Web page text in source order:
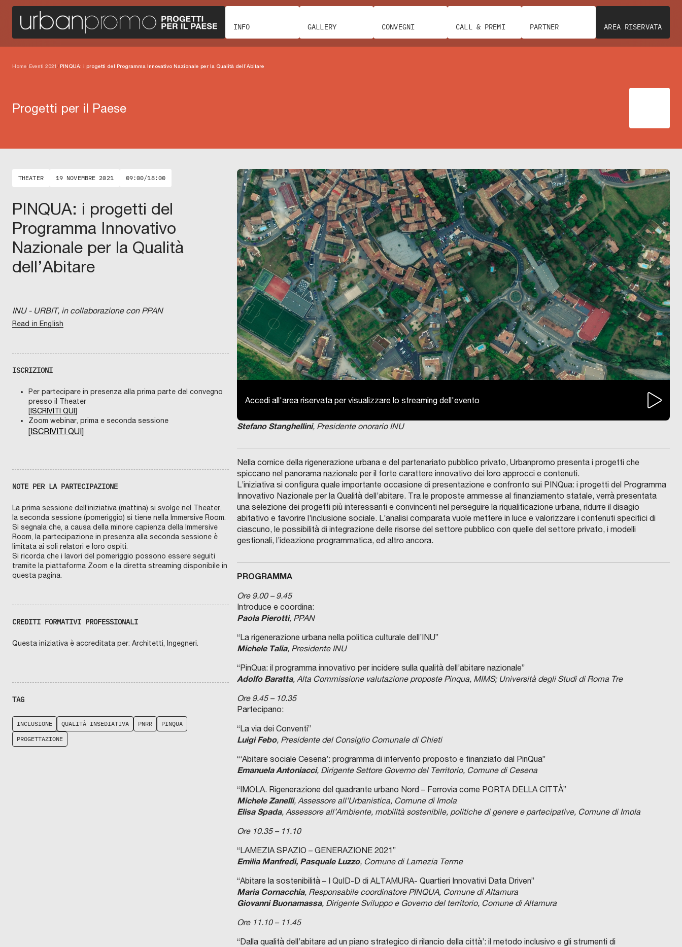
INFO GALLERY CONVEGNI CALL & PREMI PARTNER AREA RISERVATA
Home/Eventi 2021/PINQUA: i progetti del Programma Innovativo Nazionale per la Qualità dell’Abitare
Progetti per il Paese
THEATER 19 NOVEMBRE 2021 09:00/18:00
PINQUA: i progetti del
Programma Innovativo
Nazionale per la Qualità
dell’Abitare
INU - URBIT, in collaborazione con PPAN
Read in English
ISCRIZIONI
Per partecipare in presenza alla prima parte del convegno
presso il Theater
[ISCRIVITI QUI ]
Zoom webinar, prima e seconda sessione
[ISCRIVITI QUI]
NOTE PER LA PARTECIPAZIONE
La prima sessione dell’iniziativa (mattina) si svolge nel Theater,
la seconda sessione (pomeriggio) si tiene nella Immersive Room.
Si segnala che, a causa della minore capienza della Immersive
Room, la partecipazione in presenza alla seconda sessione è
limitata ai soli relatori e loro ospiti.
Si ricorda che i lavori del pomeriggio possono essere seguiti
tramite la piattaforma Zoom e la diretta streaming disponibile in
questa pagina.
CREDITI FORMATIVI PROFESSIONALI
Questa iniziativa è accreditata per: Architetti, Ingegneri.
TAG
INCLUSIONE QUALITÀ INSEDIATIVA PNRR
PINQUA
PROGETTAZIONE
Accedi all'area riservata per visualizzare lo streaming dell'evento
Stefano Stanghellini, Presidente onorario INU
Nella cornice della rigenerazione urbana e del partenariato pubblico privato, Urbanpromo presenta i progetti che
spiccano nel panorama nazionale per il forte carattere innovativo dei loro approcci e contenuti.
L’iniziativa si configura quale importante occasione di presentazione e confronto sui PINQua: i progetti del Programma
Innovativo Nazionale per la Qualità dell’abitare. Tra le proposte ammesse al finanziamento statale, verrà presentata
una selezione dei progetti più interessanti e convincenti nel perseguire la riqualificazione urbana, ridurre il disagio
abitativo e favorire l’inclusione sociale. L’analisi comparata vuole mettere in luce e valorizzare i contenuti specifici di
ciascuno, le possibilità di integrazione delle risorse del settore pubblico con quelle del settore privato, i modelli
gestionali, l’ideazione programmatica, ed altro ancora.
PROGRAMMA
Ore 9.00 – 9.45
Introduce e coordina:
Paola Pierotti, PPAN
“La rigenerazione urbana nella politica culturale dell’INU”
Michele Talia, Presidente INU
“PinQua: il programma innovativo per incidere sulla qualità dell’abitare nazionale”
Adolfo Baratta, Alta Commissione valutazione proposte Pinqua, MIMS; Università degli Studi di Roma Tre
Ore 9.45 – 10.35
Partecipano:
“La via dei Conventi”
Luigi Febo, Presidente del Consiglio Comunale di Chieti
“‘Abitare sociale Cesena’: programma di intervento proposto e finanziato dal PinQua”
Emanuela Antoniacci, Dirigente Settore Governo del Territorio, Comune di Cesena
“IMOLA. Rigenerazione del quadrante urbano Nord – Ferrovia come PORTA DELLA CITTÀ”
Michele Zanelli, Assessore all’Urbanistica, Comune di Imola
Elisa Spada, Assessore all’Ambiente, mobilità sostenibile, politiche di genere e partecipative, Comune di Imola
Ore 10.35 – 11.10
“LAMEZIA SPAZIO – GENERAZIONE 2021”
Emilia Manfredi, Pasquale Luzzo, Comune di Lamezia Terme
“Abitare la sostenibilità – I QuID-D di ALTAMURA- Quartieri Innovativi Data Driven”
Maria Cornacchia, Responsabile coordinatore PINQUA, Comune di Altamura
Giovanni Buonamassa, Dirigente Sviluppo e Governo del territorio, Comune di Altamura
Ore 11.10 – 11.45
“Dalla qualità dell’abitare ad un piano strategico di rilancio della città’: il metodo inclusivo e gli strumenti di